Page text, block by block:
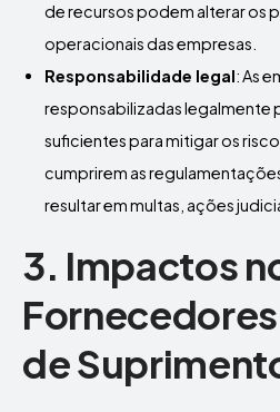
de recursos podem alterar os
operacionais das empresas.
Responsabilidade legal: As
responsabilizadas legalmente
suficientes para mitigar os
cumprirem as
resultar em multas, ações
3. Impactos
de